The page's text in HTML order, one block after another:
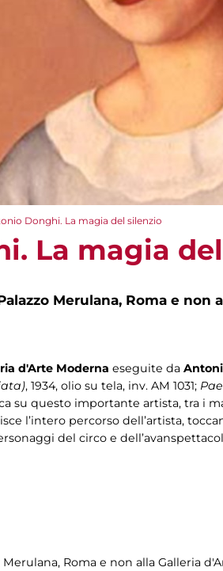
Donghi. La magia del silenzio
La magia
Merulana, Roma e non
d'Arte Moderna eseguite da
, 1934, olio su tela, inv. AM 1031;
su questo importante artista, tra i
l’intero percorso dell’artista,
del circo e
Roma e non alla Galleria